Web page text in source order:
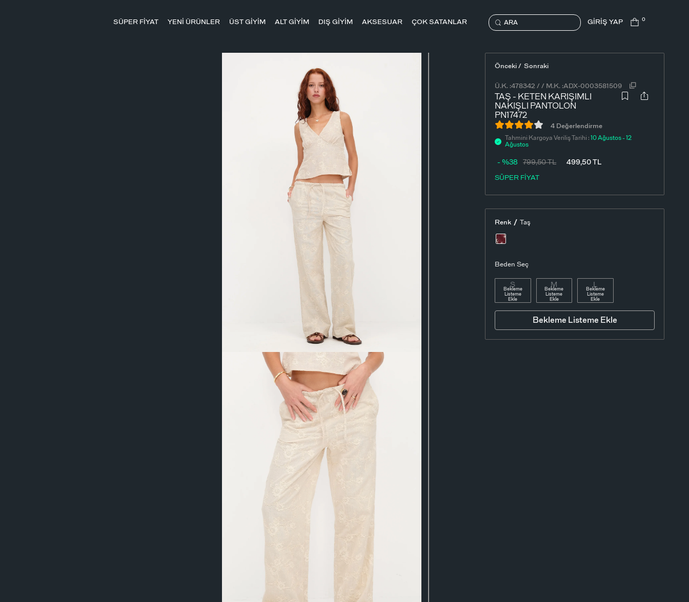
SÜPER FİYAT YENİ ÜRÜNLER ÜST GİYİM ALT GİYİM DIŞ GİYİM AKSESUAR ÇOK SATANLAR ARA GİRİŞ YAP 0
Önceki / Sonraki
Ü.K. :478342 // M.K. :ADX-0003581509
TAŞ - KETEN KARIŞIMLI
NAKIŞLI PANTOLON
PN17472
4 Değerlendirme
Tahmini Kargoya Veriliş Tarihi :10 Ağustos - 12
Ağustos
SÜPER FİYAT
799,50TL 499,50TL
- %38
Renk / Taş
Beden Seç
S
Bekleme
Listeme
Ekle
M
Bekleme
Listeme
Ekle
L
Bekleme
Listeme
Ekle
Bekleme Listeme Ekle